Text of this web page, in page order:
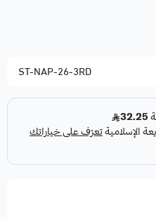
والمناسبات الرياضية
سريع لجميع مناطق
ST-NAP-26-3RD